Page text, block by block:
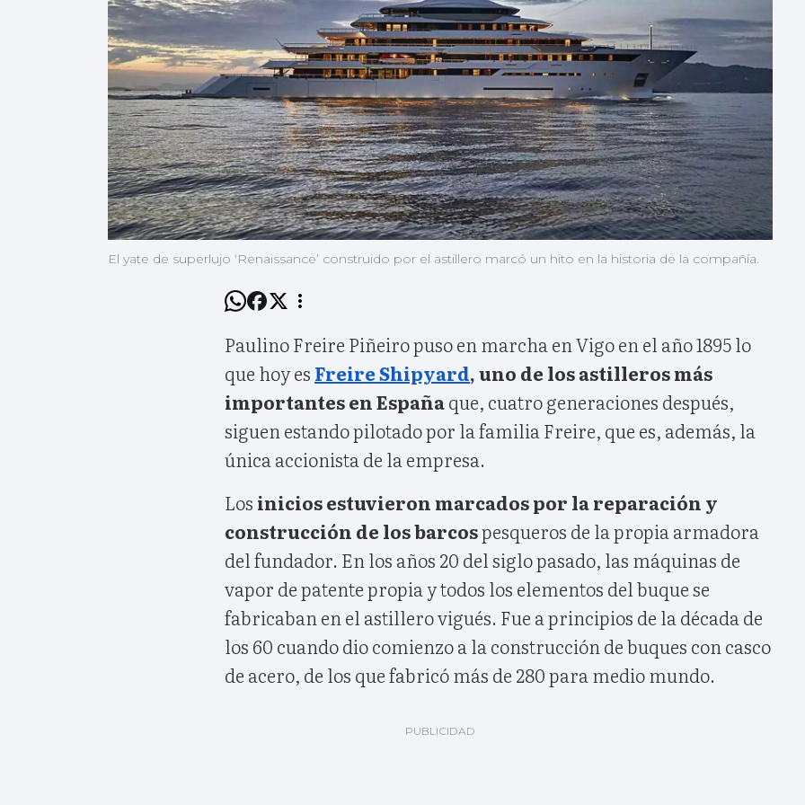
El yate de superlujo ‘Renaissance’ construido por el astillero marcó un hito en la historia de la compañía.
Paulino Freire Piñeiro puso en marcha en Vigo en el año 1895 lo
que hoy es Freire Shipyard, uno de los astilleros más
importantes en Españaque, cuatro generaciones después,
siguen estando pilotado por la familia Freire, que es, además, la
única accionista de la empresa.
Los inicios estuvieron marcados por la reparación y
construcción de los barcospesqueros de la propia armadora
del fundador. En los años 20 del siglo pasado, las máquinas de
vapor de patente propia y todos los elementos del buque se
fabricaban en el astillero vigués. Fue a principios de la década de
los 60 cuando dio comienzo a la construcción de buques con casco
de acero, de los que fabricó más de 280 para medio mundo.